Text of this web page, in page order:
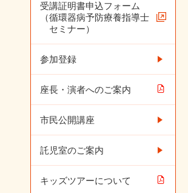
受講証明書申込フォーム
（循環器病予防療養指導士
セミナー）
参加登録
座長・演者へのご案内
市民公開講座
託児室のご案内
キッズツアーについて